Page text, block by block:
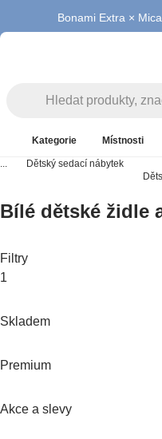
Bonami Extra ×
Summer Sale |
Kategorie Místnosti
...
Dětský sedací nábytek
Bílé dětské židle
Filtry
1
Skladem
Premium
Akce a slevy